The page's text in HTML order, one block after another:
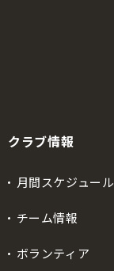
クラブ情報
月間スケジュール
チーム情報
ボランティア